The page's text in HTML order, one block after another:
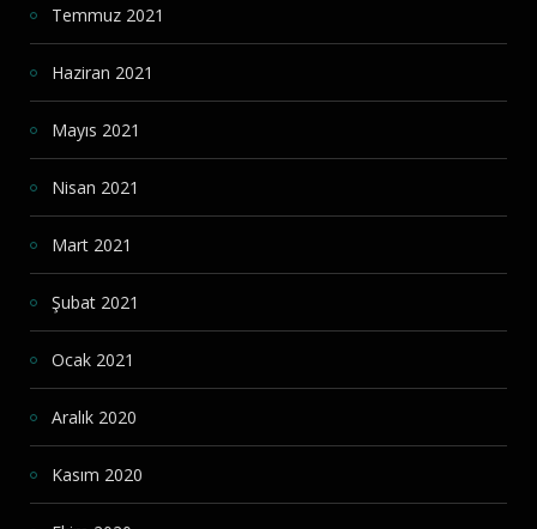
Temmuz 2021
Haziran 2021
Mayıs 2021
Nisan 2021
Mart 2021
Şubat 2021
Ocak 2021
Aralık 2020
Kasım 2020